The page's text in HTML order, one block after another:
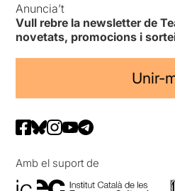
Anuncia’t
Vull rebre la newsletter de
novetats, promocions i
Unir-
Amb el suport de